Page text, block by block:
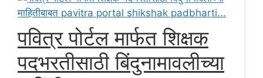
पवित्र पोर्टल मार्फत शिक्षक
पदभरतीसाठी बिंदुनामावलीच्या